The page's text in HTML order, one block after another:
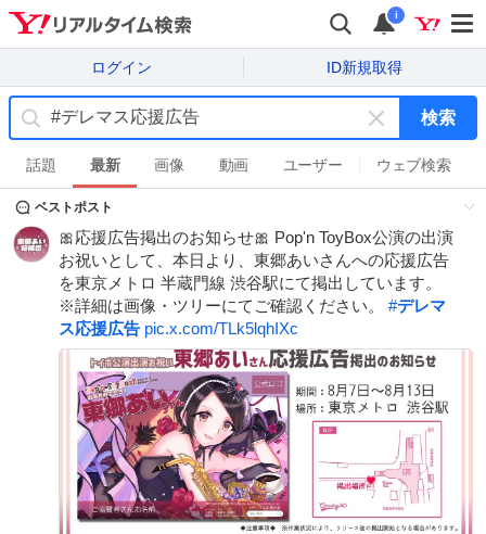
i
ログイン ID新規取得
キ
ー
ワ
ド
を
消
す
検索
話題 最新 画像 動画 ユーザー ウェブ検索
ベストポスト
🎀応援広告掲出のお知らせ🎀 Pop'n ToyBox公演の出演
お祝いとして、本日より、東郷あいさんへの応援広告
を東京メトロ 半蔵門線 渋谷駅にて掲出しています。
※詳細は画像・ツリーにてご確認ください。 #デレマ
ス応援広告 pic.x.com/TLk5lqhIXc